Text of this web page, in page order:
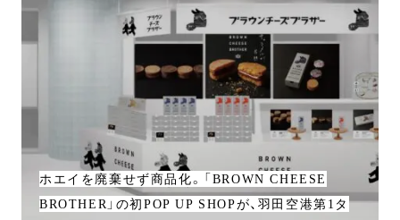
ホエイを廃棄せず商品化。「BROWN CHEESE
BROTHER」の初POP UP SHOPが、羽田空港第1タ